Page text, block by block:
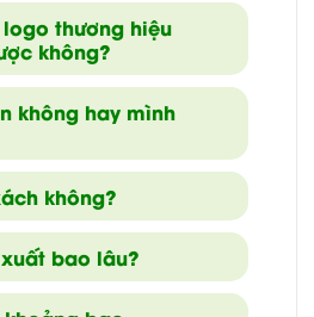
thương hiệu
không?
không hay mình
không?
bao lâu?